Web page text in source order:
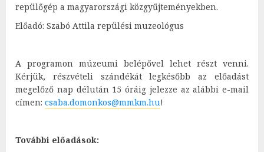
repülőgép a magyarországi közgyűjteményekben.
Előadó: Szabó Attila repülési muzeológus
A programon múzeumi belépővel lehet részt venni.
Kérjük, részvételi szándékát legkésőbb az előadást
megelőző nap délután 15 óráig jelezze az alábbi e-mail
címen: csaba.domonkos@mmkm.hu!
További előadások: